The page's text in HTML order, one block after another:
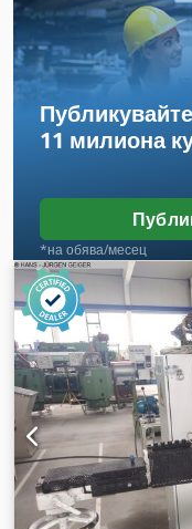
11 милиона
*на обява/месец